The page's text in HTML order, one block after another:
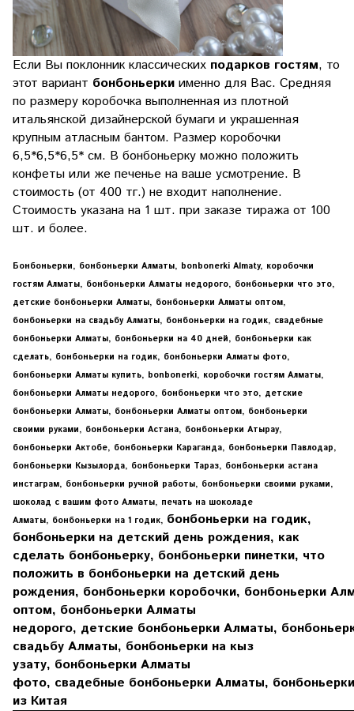
Если Вы поклонник классических подарков гостям, то
этот вариант бонбоньерки именно для Вас. Средняя
по размеру коробочка выполненная из плотной
итальянской дизайнерской бумаги и украшенная
крупным атласным бантом. Размер коробочки
6,5*6,5*6,5* см. В бонбоньерку можно положить
конфеты или же печенье на ваше усмотрение. В
стоимость (от 400 тг.) не входит наполнение.
Стоимость указана на 1 шт. при заказе тиража от 100
шт. и более.
Бонбоньерки, бонбоньерки Алматы, bonbonerki Almaty, коробочки
гостям Алматы, бонбоньерки Алматы недорого, бонбоньерки что это,
детские бонбоньерки Алматы, бонбоньерки Алматы оптом,
бонбоньерки на свадьбу Алматы, бонбоньерки на годик, свадебные
бонбоньерки Алматы, бонбоньерки на 40 дней, бонбоньерки как
сделать, бонбоньерки на годик, бонбоньерки Алматы фото,
бонбоньерки Алматы купить, bonbonerki, коробочки гостям Алматы,
бонбоньерки Алматы недорого, бонбоньерки что это, детские
бонбоньерки Алматы, бонбоньерки Алматы оптом, бонбоньерки
своими руками, бонбоньерки Астана, бонбоньерки Атырау,
бонбоньерки Актобе, бонбоньерки Караганда, бонбоньерки Павлодар,
бонбоньерки Кызылорда, бонбоньерки Тараз, бонбоньерки астана
инстаграм, бонбоньерки ручной работы, бонбоньерки своими руками,
шоколад с вашим фото Алматы, печать на шоколаде
Алматы, бонбоньерки на 1 годик, бонбоньерки на годик,
бонбоньерки на детский день рождения, как
сделать бонбоньерку, бонбоньерки пинетки, что
положить в бонбоньерки на детский день
рождения, бонбоньерки коробочки, бонбоньерки
оптом, бонбоньерки Алматы
недорого, детские бонбоньерки Алматы,
свадьбу Алматы, бонбоньерки на кыз
узату, бонбоньерки Алматы
фото, свадебные бонбоньерки Алматы,
из Китая